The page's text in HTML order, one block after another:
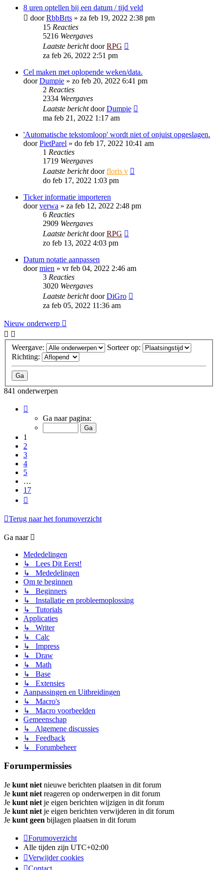
8 uren optellen bij een datum / tijd veld
doorRbbBrts » za feb 19, 2022 2:38 pm
15 Reacties
5216 Weergaves
Laatste berichtdoorRPG
za feb 26, 2022 2:51 pm
Cel maken met oplopende weken/data.
doorDumpie » zo feb 20, 2022 6:41 pm
2 Reacties
2334 Weergaves
Laatste berichtdoorDumpie
ma feb 21, 2022 1:17 am
'Automatische tekstomloop' wordt niet of onjuist opgeslagen.
doorPietParel » do feb 17, 2022 10:41 am
1 Reacties
1719 Weergaves
Laatste berichtdoorfloris v
do feb 17, 2022 1:03 pm
Ticker informatie importeren
doorverwa » za feb 12, 2022 2:48 pm
6 Reacties
2909 Weergaves
Laatste berichtdoorRPG
zo feb 13, 2022 4:03 pm
Datum notatie aanpassen
doormien » vr feb 04, 2022 2:46 am
3 Reacties
3020 Weergaves
Laatste berichtdoorDiGro
za feb 05, 2022 11:36 am
Nieuw onderwerp
Weergave:
Sorteer op:
Richting:
841 onderwerpen
van
Ga naar pagina:
1
2
3
4
5
…
17
Terug naar het forumoverzicht
Ga naar
Mededelingen
↳ Lees Dit Eerst!
↳ Mededelingen
Om te beginnen
↳ Beginners
↳ Installatie en probleemoplossing
↳ Tutorials
Applicaties
↳ Writer
↳ Calc
↳ Impress
↳ Draw
↳ Math
↳ Base
↳ Extensies
Aanpassingen en Uitbreidingen
↳ Macro's
↳ Macro voorbeelden
Gemeenschap
↳ Algemene discussies
↳ Feedback
↳ Forumbeheer
Forumpermissies
Je kunt niet nieuwe berichten plaatsen in dit forum
Je kunt niet reageren op onderwerpen in dit forum
Je kunt niet je eigen berichten wijzigen in dit forum
Je kunt niet je eigen berichten verwijderen in dit forum
Je kunt geen bijlagen plaatsen in dit forum
Forumoverzicht
Alle tijden zijn UTC+02:00
Verwijder cookies
Contact